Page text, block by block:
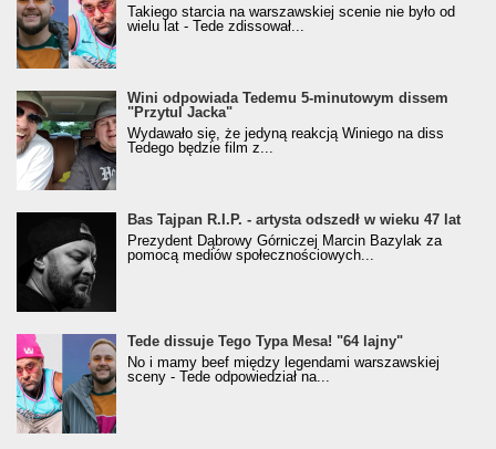
Takiego starcia na warszawskiej scenie nie było od
wielu lat - Tede zdissował...
Wini odpowiada Tedemu 5-minutowym dissem
"Przytul Jacka"
Wydawało się, że jedyną reakcją Winiego na diss
Tedego będzie film z...
Bas Tajpan R.I.P. - artysta odszedł w wieku 47 lat
Prezydent Dąbrowy Górniczej Marcin Bazylak za
pomocą mediów społecznościowych...
Tede dissuje Tego Typa Mesa! "64 lajny"
No i mamy beef między legendami warszawskiej
sceny - Tede odpowiedział na...